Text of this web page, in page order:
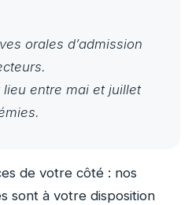
orales d’admission
entre mai et juillet
de votre côté : nos
sont à votre disposition